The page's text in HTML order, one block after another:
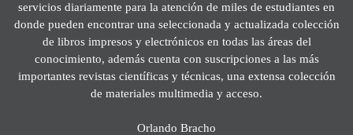
servicios diariamente para la atención de miles de estudiantes en
donde pueden encontrar una seleccionada y actualizada colección
de libros impresos y electrónicos en todas las áreas del
conocimiento, además cuenta con suscripciones a las más
importantes revistas científicas y técnicas, una extensa colección
de materiales multimedia y acceso.
Orlando Bracho